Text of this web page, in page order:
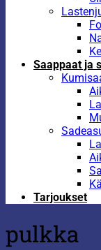
Saappaat ja
Tarjoukset
pulkka